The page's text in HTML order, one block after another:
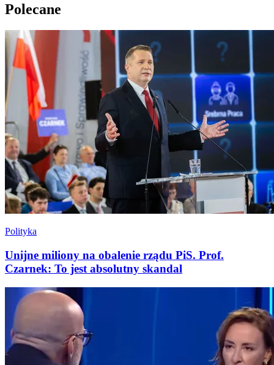
Polecane
Polityka
Unijne miliony na obalenie rządu PiS. Prof.
Czarnek: To jest absolutny skandal